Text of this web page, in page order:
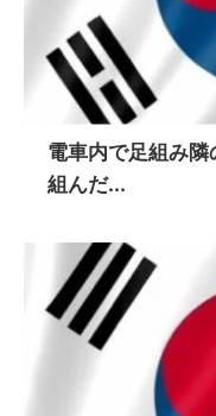
電車内で足組み
組んだ...